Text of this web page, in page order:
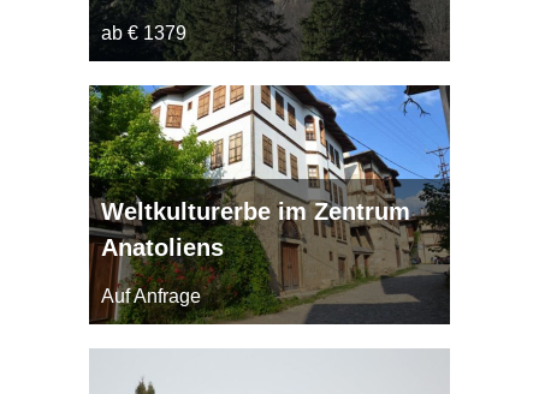
ab € 1379
Weltkulturerbe im Zentrum
Anatoliens
Auf Anfrage